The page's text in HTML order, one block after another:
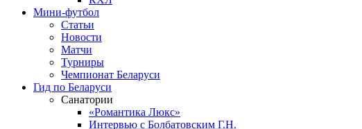
Мини-футбол
Статьи
Новости
Матчи
Турниры
Чемпионат Беларуси
Гид по Беларуси
Санатории
«Романтика Люкс»
Интервью с Болбатовским Г.Н.